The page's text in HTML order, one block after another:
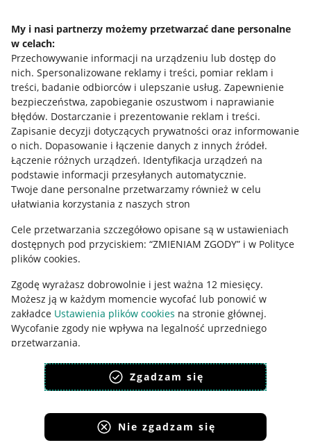
My i nasi partnerzy możemy przetwarzać dane personalne
w celach:
Przechowywanie informacji na urządzeniu lub dostęp do
nich. Spersonalizowane reklamy i treści, pomiar reklam i
treści, badanie odbiorców i ulepszanie usług. Zapewnienie
bezpieczeństwa, zapobieganie oszustwom i naprawianie
błędów. Dostarczanie i prezentowanie reklam i treści.
Zapisanie decyzji dotyczących prywatności oraz informowanie
o nich. Dopasowanie i łączenie danych z innych źródeł.
Łączenie różnych urządzeń. Identyfikacja urządzeń na
podstawie informacji przesyłanych automatycznie.
Twoje dane personalne przetwarzamy również w celu
ułatwiania korzystania z naszych stron
Cele przetwarzania szczegółowo opisane są w ustawieniach
dostępnych pod przyciskiem: “ZMIENIAM ZGODY” i w Polityce
plików cookies.
Zgodę wyrażasz dobrowolnie i jest ważna 12 miesięcy.
Możesz ją w każdym momencie wycofać lub ponowić w
zakładce Ustawienia plików cookies na stronie głównej.
Wycofanie zgody nie wpływa na legalność uprzedniego
przetwarzania.
polityka plików cookies
polityka ochrony prywatności
Zgadzam się
Nie zgadzam się
Allegro Gadane dla kupujących
Mapa miejscowości
Informacje prawne
Regulamin
Polityka plików "cookies"
Ustawienia plików "cookies"
Udostępnianie lokalizacji
Informacje dla Aktu o Usługach Cyfrowych
Pobierz aplikację
Korzystanie z serwisu oznacza akceptacjęregulaminu